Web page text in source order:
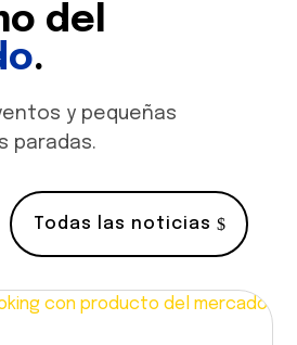
del
.
y pequeñas
paradas.
Todas las noticias